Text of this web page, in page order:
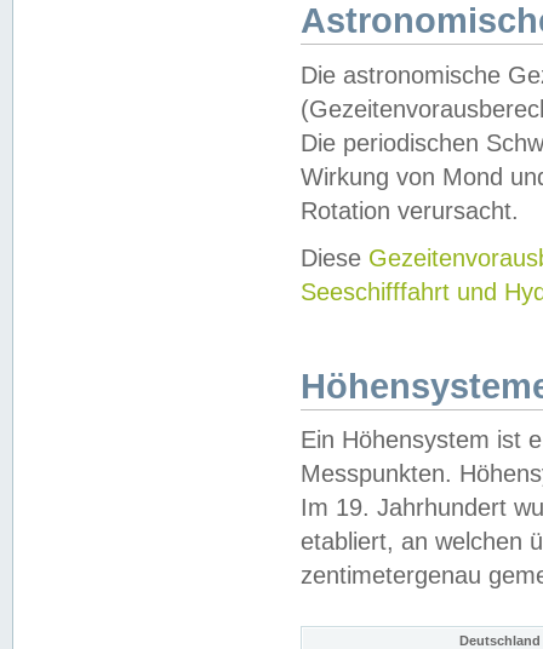
Die astronomische
Die periodischen
Wirkung von Mond
Rotation verursacht.
Diese
Seeschifffahrt und
Ein Höhensystem ist
Messpunkten.
Im 19. Jahrhundert
etabliert, an welchen
zentimetergenau